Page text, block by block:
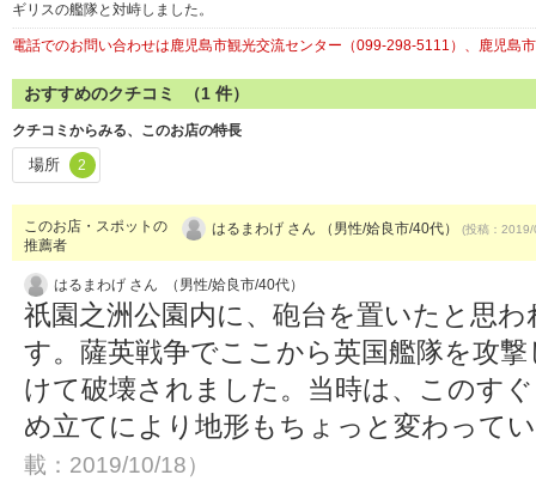
ギリスの艦隊と対峙しました。
電話でのお問い合わせは鹿児島市観光交流センター（099-298-5111）、鹿児島
おすすめのクチコミ （1 件）
クチコミからみる、このお店の特長
場所 2
このお店・スポットの
推薦者
はるまわげ さん （男性/姶良市/40代） (投稿：
はるまわげ さん （男性/姶良市/40代）
祇園之洲公園内に、砲台を置いたと思
す。薩英戦争でここから英国艦隊を攻
けて破壊されました。当時は、このす
め立てにより地形もちょっと変わって
載：2019/10/18）